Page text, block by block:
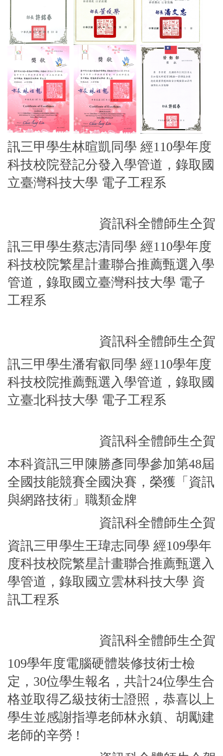
訊三甲學生林暄凱同學 經110學年度
科技校院登記分發入學管道，錄取 國
立臺灣科技大學 電子工程系
資訊科全體師生仝賀
訊三甲學生蔡志清同學 經110學年度
科技校院繁星計畫聯合推薦甄選入學
管道，錄取 國立臺灣科技大學 電子
工程系
資訊科全體師生仝賀
訊三甲學生潘宥叡同學 經110學年度
科技校院推薦甄選入學管道，錄取 國
立臺北科技大學 電子工程系
資訊科全體師生仝賀
本科資訊三甲陳勝彥同學參加第48屆
全國技能競賽全國決賽，榮獲「資訊
與網路技術」職類金牌
資訊科全體師生仝賀
資訊三甲學生王瑋志同學 經109學年
度科技校院繁星計畫聯合推薦甄選入
學管道，錄取 國立雲林科技大學 資
訊工程系
資訊科全體師生仝賀
109學年度電腦硬體裝修技術士檢
定，30位學生報名，共計24位學生合
格並取得乙級技術士證照，恭喜以上
學生並感謝指導老師林永鎮、胡勵建
老師的辛勞 !